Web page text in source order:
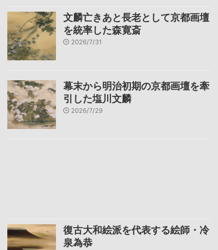
文麟亡きあと長老として京都画壇
を統率した森寛斎
2026/7/31
幕末から明治初期の京都画壇を牽
引した塩川文麟
2026/7/29
復古大和絵派を代表する絵師・冷
泉為恭